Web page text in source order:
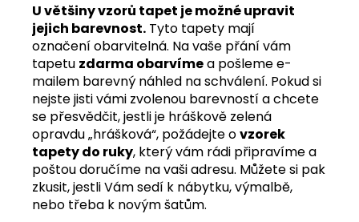
U většiny vzorů tapet je možné upravit
jejich barevnost. Tyto tapety mají
označení obarvitelná. Na vaše přání vám
tapetu zdarma obarvímea pošleme e-
mailem barevný náhled na schválení. Pokud si
nejste jisti vámi zvolenou barevností a chcete
se přesvědčit, jestli je hráškově zelená
opravdu „hrášková“, požádejte ovzorek
tapety do ruky, který vám rádi připravíme a
poštou doručíme na vaši adresu. Můžete si pak
zkusit, jestli Vám sedí k nábytku, výmalbě,
nebo třeba k novým šatům.